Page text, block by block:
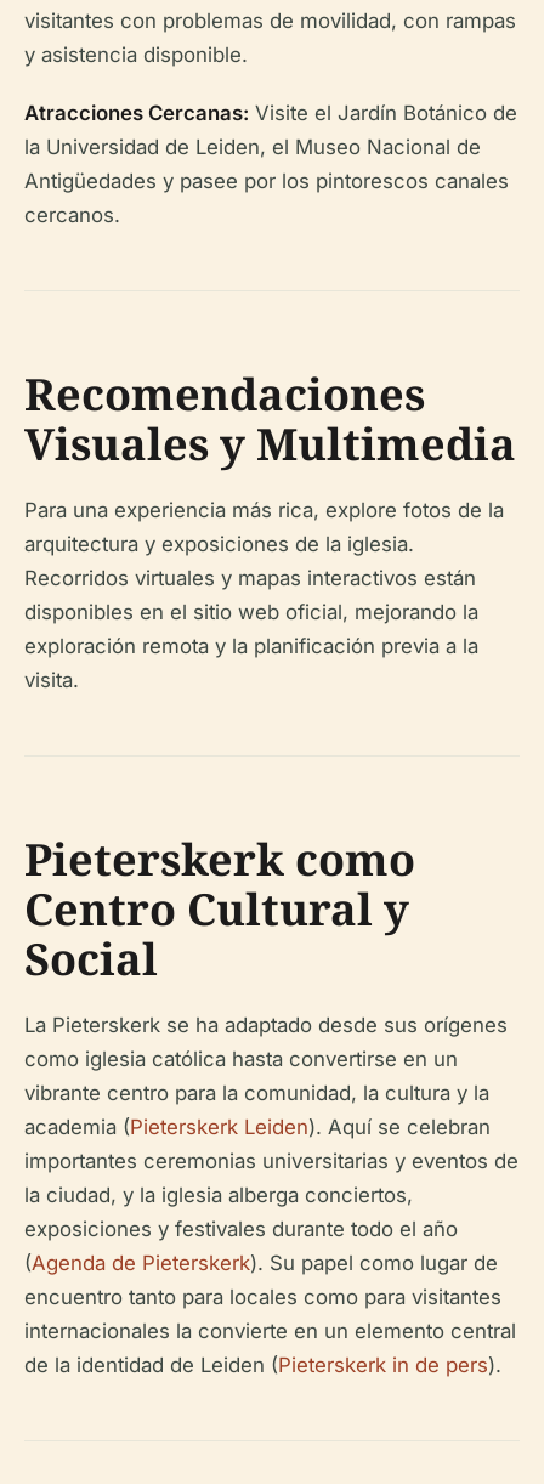
visitantes con problemas de movilidad, con rampas
y asistencia disponible.
Atracciones Cercanas: Visite el Jardín Botánico de
la Universidad de Leiden, el Museo Nacional de
Antigüedades y pasee por los pintorescos canales
cercanos.
Recomendaciones
Visuales y Multimedia
Para una experiencia más rica, explore fotos de la
arquitectura y exposiciones de la iglesia.
Recorridos virtuales y mapas interactivos están
disponibles en el sitio web oficial, mejorando la
exploración remota y la planificación previa a la
visita.
Pieterskerk como
Centro Cultural y
Social
La Pieterskerk se ha adaptado desde sus orígenes
como iglesia católica hasta convertirse en un
vibrante centro para la comunidad, la cultura y la
academia (Pieterskerk Leiden). Aquí se celebran
importantes ceremonias universitarias y eventos de
la ciudad, y la iglesia alberga conciertos,
exposiciones y festivales durante todo el año
(Agenda de Pieterskerk). Su papel como lugar de
encuentro tanto para locales como para visitantes
internacionales la convierte en un elemento central
de la identidad de Leiden (Pieterskerk in de pers).